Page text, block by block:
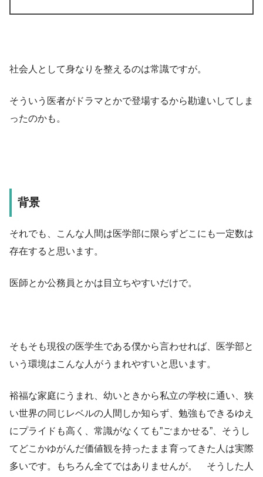
社会人として身なりを整えるのは常識ですが。
そういう医者がドラマとかで登場するから勘違いしてしま
ったのかも。
背景
それでも、こんな人間は医学部に限らずどこにも一定数は
存在すると思います。
医師とか公務員とかは目立ちやすいだけで。
そもそも現役の医学生である僕から言わせれば、医学部と
いう環境はこんな人がうまれやすいと思います。
裕福な家庭にうまれ、幼いときから私立の学校に通い、狭
い世界の同じレベルの人間しか知らず、勉強もできるゆえ
にプライドも高く、常識がなくても”ごまかせる”、そうし
てどこかゆがんだ価値観を持ったまま育ってきた人は実際
多いです。もちろん全てではありませんが。 そうした人